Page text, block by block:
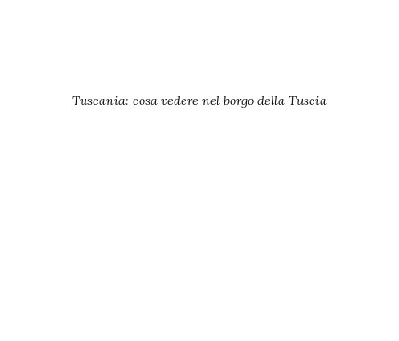
Tuscania: cosa vedere nel borgo della Tuscia